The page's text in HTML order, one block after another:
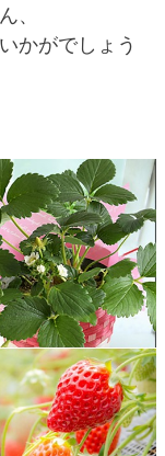
、
かがでしょう